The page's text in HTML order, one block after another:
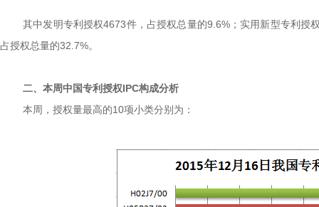
其中发明专利授权4673件，占授权总量的9.6%；实用新型专利
占授权总量的32.7%。
二、本周中国专利授权IPC构成分析
本周，授权量最高的10项小类分别为：